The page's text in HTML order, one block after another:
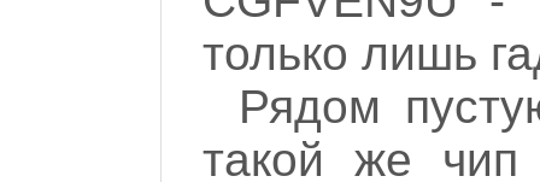
только лишь
Рядом
такой же